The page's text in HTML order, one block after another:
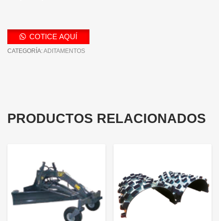
COTICE AQUÍ
CATEGORÍA:ADITAMENTOS
PRODUCTOS RELACIONADOS